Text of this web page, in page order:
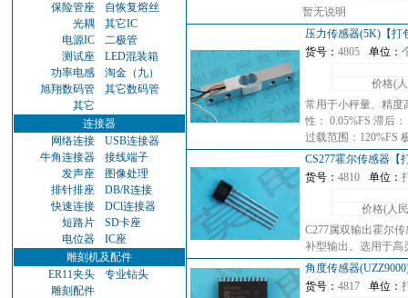
保险管座
自恢复熔丝
光耦
其它IC
电源IC
二极管
测试座
LED混装箱
功率电感
淘金（九）
旭翔数码管
其它数码管
其它
连接器
网络连接
USB连接器
牛角连接器
接线端子
发声座
图像处理
排针排座
DB/R连接
快速连接
DCl连接器
短路片
SD卡座
电位器
IC座
雕刻机及配件
ER11夹头
专业钻头
雕刻配件
暂无说明
压力传感器(5K)【打
货号： 4805 单位：
价格(
常用于小秤量、精度
性： 0.05%FS 滞后
过载范围：120%FS
CS277霍尔传感器【
货号： 4810 单位：
价格(人
C277属双输出霍尔
补型输出。选用于高
角度传感器
货号： 4817 单位：